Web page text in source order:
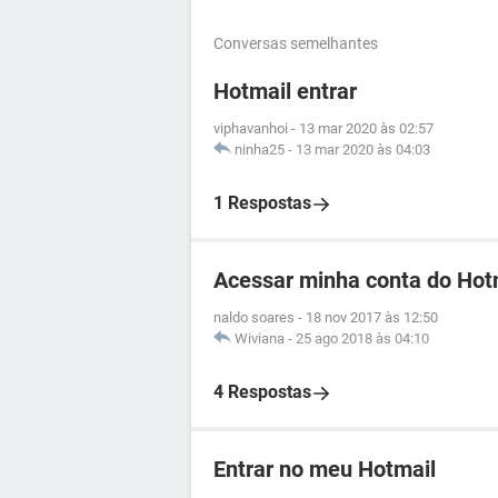
Conversas semelhantes
Hotmail entrar
viphavanhoi - 13 mar 2020 às 02:57
ninha25 - 13 mar 2020 às 04:03
1 Respostas
Acessar minha conta do
naldo soares - 18 nov 2017 às 12:50
Wiviana - 25 ago 2018 às 04:10
4 Respostas
Entrar no meu Hotmail